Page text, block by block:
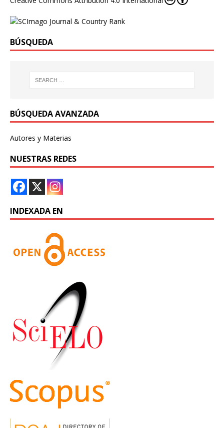
BÚSQUEDA
BÚSQUEDA AVANZADA
Autores y Materias
NUESTRAS REDES
INDEXADA EN